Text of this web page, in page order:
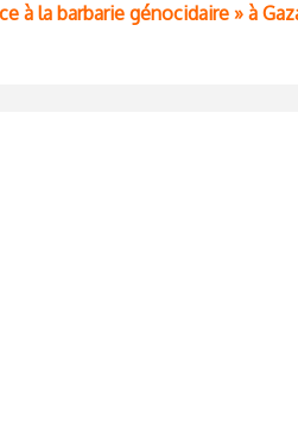
à la barbarie génocidaire » à